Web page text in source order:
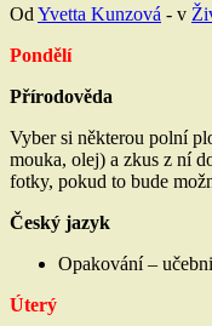
Od Yvetta Kunzová - v
Pondělí
Přírodověda
Vyber si některou polní
mouka, olej) a zkus z ní
fotky, pokud to bude
Český jazyk
Opakování –
Úterý